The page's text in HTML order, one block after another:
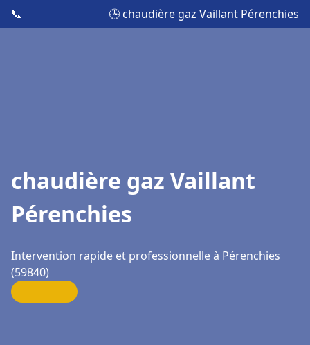
📞 🕒 chaudière gaz Vaillant Pérenchies
chaudière gaz Vaillant
Pérenchies
Intervention rapide et professionnelle à Pérenchies
(59840)